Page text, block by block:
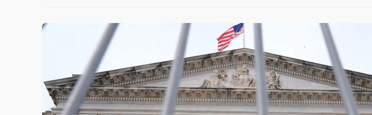
中信慈善基金會想增加董事人數！辜仲諒向法院聲請遭駁 理由曝光
故宮《龍藏經》特展第2檔！今線上預約開賣一度塞車 周六起展出延長至晚上7時
台東農業處長涉圖利渡假村！東檢抗告成功 今重開羈押庭
父親節泡湯了！中颱白海豚雨彈轟3天 「紅到發紫」降雨熱區曝